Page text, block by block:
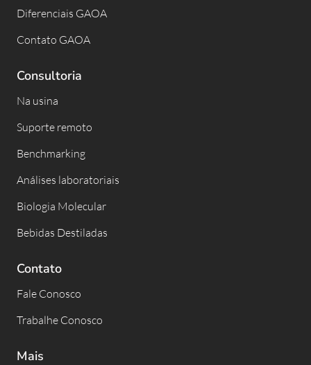
Diferenciais GAOA
Contato GAOA
Consultoria
Na usina
Suporte remoto
Benchmarking
Análises laboratoriais
Biologia Molecular
Bebidas Destiladas
Contato
Fale Conosco
Trabalhe Conosco
Mais